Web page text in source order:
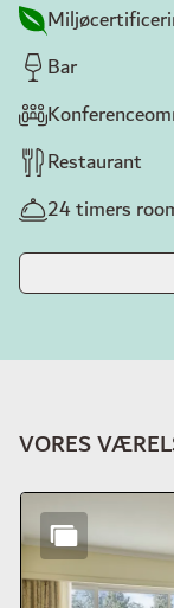
Bar
Restaurant
24 timers
VORES
Slide 1 af 15